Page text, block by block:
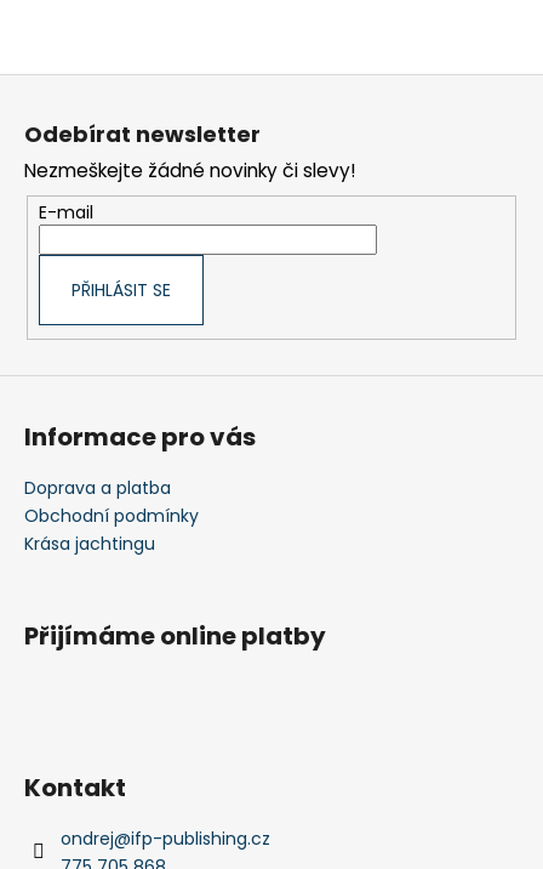
Z
Odebírat newsletter
Nezmeškejte žádné novinky či slevy!
E-mail
PŘIHLÁSIT SE
Informace pro vás
Doprava a platba
Obchodní podmínky
Krása jachtingu
Přijímáme online platby
Kontakt
ondrej@ifp-publishing.cz